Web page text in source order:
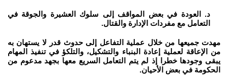
د. العودة في بعض المواقف إلى سلوك العشيرة والجوقة في
التعامل مع مفردات الإدارة والقتال.
مهدت جميعها من خلال عملية التفاعل إلى حدوث قدر لا يستهان به
من الإعاقة لعملية إعادة البنباء والتشكيل، والتلكؤ في تنفيذ المهام
يبقى وجودها خطرا إذ لم يتم التعامل السريع معها بجهد مدعوم من
الحكومة في بعض الأحيان.